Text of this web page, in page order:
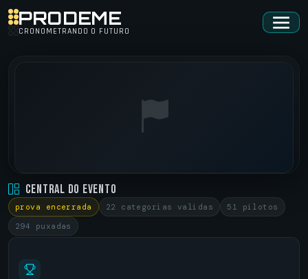
PRODEME
CRONOMETRANDO O FUTURO
ARRANCADA SÃO SEPE 2015 • 3º ARRANCADAO
SÃO SEPE - RS • 01/11/2015
Central do Evento
prova encerrada 22 categorias validas
51 pilotos
294 puxadas